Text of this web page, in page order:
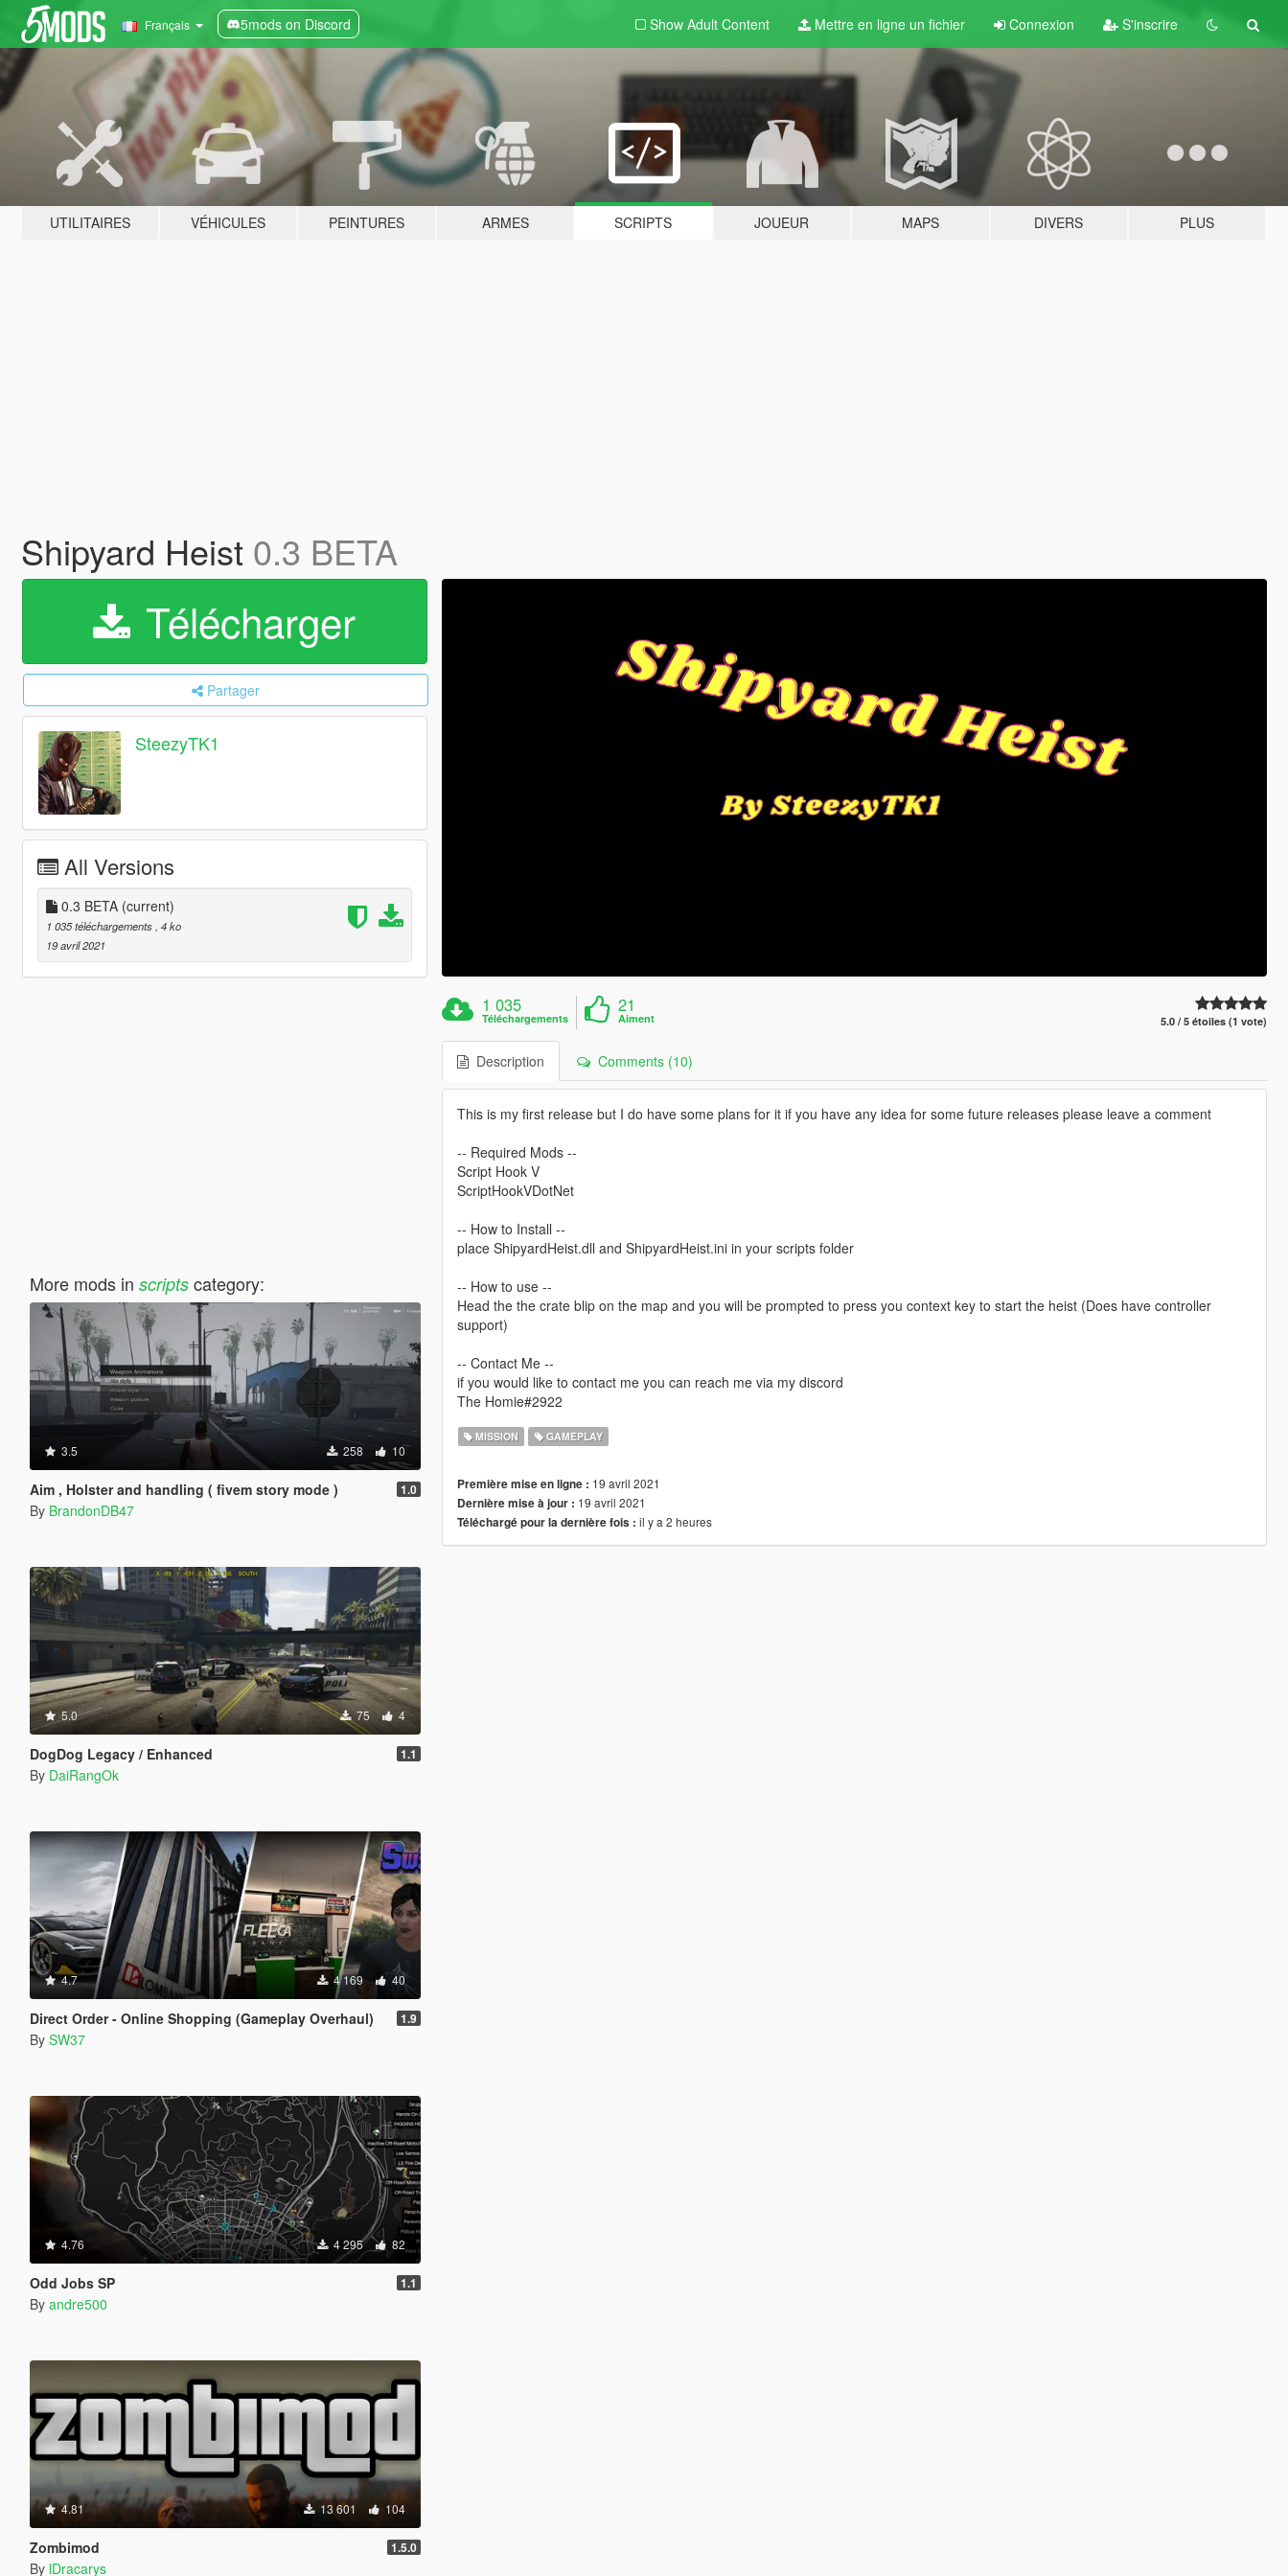
Français 5mods on Discord Show Adult Content Mettre en ligne un fichier Connexion S'inscrire
UTILITAIRES VÉHICULES PEINTURES ARMES SCRIPTS JOUEUR MAPS DIVERS PLUS
Shipyard Heist 0.3 BETA
Télécharger
Partager
SteezyTK1
All Versions
0.3 BETA (current)
1 035 téléchargements , 4 ko
19 avril 2021
More mods in scriptscategory:
3.5 258 10
Aim , Holster and handling ( fivem story mode ) 1.0
By BrandonDB47
5.0 75 4
DogDog Legacy / Enhanced 1.1
By DaiRangOk
4.7 4 169 40
Direct Order - Online Shopping (Gameplay Overhaul) 1.9
By SW37
4.76 4 295 82
Odd Jobs SP 1.1
By andre500
4.81 13 601 104
Zombimod 1.5.0
By lDracarys_
1 035
Téléchargements
21
Aiment 5.0 / 5 étoiles (1 vote)
Description Comments (10)
This is my first release but I do have some plans for it if you have any idea for some future releases please leave a comment
-- Required Mods --
Script Hook V
ScriptHookVDotNet
-- How to Install --
place ShipyardHeist.dll and ShipyardHeist.ini in your scripts folder
-- How to use --
Head the the crate blip on the map and you will be prompted to press you context key to start the heist (Does have controller
support)
-- Contact Me --
if you would like to contact me you can reach me via my discord
The Homie#2922
MISSION GAMEPLAY
Première mise en ligne : 19 avril 2021
Dernière mise à jour : 19 avril 2021
Téléchargé pour la dernière fois : il y a 2 heures